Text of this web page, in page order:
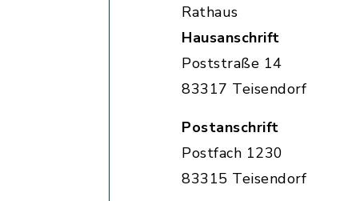
Rathaus
Hausanschrift
Poststraße 14
83317 Teisendorf
Postanschrift
Postfach 1230
83315 Teisendorf